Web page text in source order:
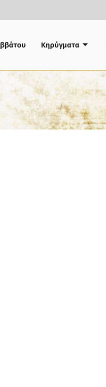
Κηρύγματα